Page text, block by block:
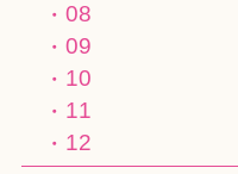
08
09
10
11
12